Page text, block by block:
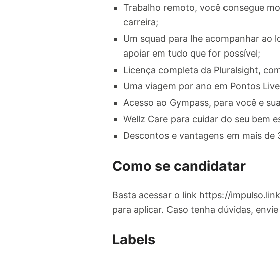
Trabalho remoto, você consegue
carreira;
Um squad para lhe acompanhar ao
apoiar em tudo que for possível;
Licença completa da Pluralsight,
Uma viagem por ano em Pontos
Acesso ao Gympass, para você e
Wellz Care para cuidar do seu bem
Descontos e vantagens em mais
Como se candidatar
Basta acessar o link https://
para aplicar. Caso tenha dúvidas,
Labels